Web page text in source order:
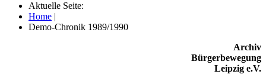
Aktuelle Seite:
Home |
Demo-Chronik 1989/1990
Archiv
Bürgerbewegung
Leipzig e.V.